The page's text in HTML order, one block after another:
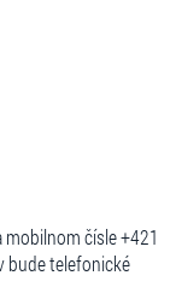
mobilnom čísle +421
bude telefonické